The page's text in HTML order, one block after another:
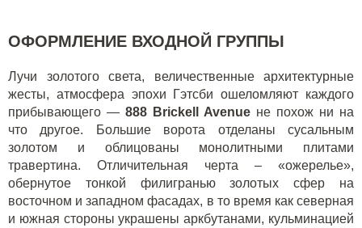
ОФОРМЛЕНИЕ ВХОДНОЙ ГРУППЫ
Лучи золотого света, величественные архитектурные
жесты, атмосфера эпохи Гэтсби ошеломляют каждого
прибывающего — 888 Brickell Avenue не похож ни на
что другое. Большие ворота отделаны сусальным
золотом и облицованы монолитными плитами
травертина. Отличительная черта – «ожерелье»,
обернутое тонкой филигранью золотых сфер на
восточном и западном фасадах, в то время как северная
и южная стороны украшены аркбутанами, кульминацией